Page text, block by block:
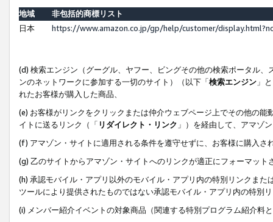
地域
非包括的商標リスト
日本
https://www.amazon.co.jp/gp/help/customer/
(d) 検索エンジン（グーグル、ヤフー、ビングその他の検索ポータル
ンのネットワークに参加する一切のサイト）（以下「検索エンジン 」
れたお客様が購入した商品、
(e) お客様がリンクをクリックまたは仲介ウェブページ上でその他の
イトに送るリンク（「 リダイレクト・リンク 」）を経由して、アマゾ
(f) アマゾン・サイトに適用される条件を遵守せずに、お客様に購入さ
(g) 乙のサイトからアマゾン・サイトへのリンクが適正にフォーマッ
(h) 承認モバイル・アプリ以外のモバイル・アプリ内の特別リンクま
ツールにより提供されたものではない承認モバイル・アプリ内の特別
(i) メンバー紹介イベントの対象商品（関連する特別プログラム紹介料